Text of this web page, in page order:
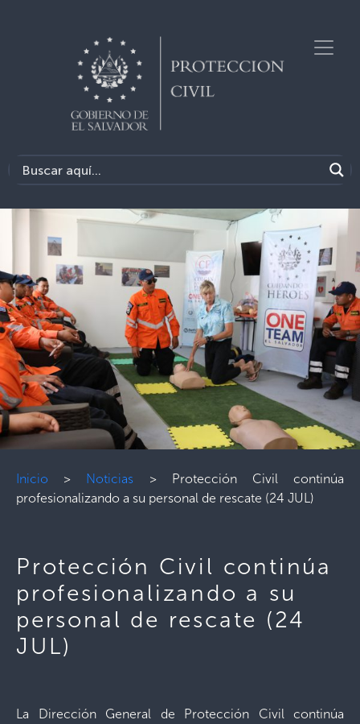
Inicio > Noticias > Protección Civil continúa
profesionalizando a su personal de rescate (24 JUL)
Protección Civil continúa
profesionalizando a su
personal de rescate (24
JUL)
La Dirección General de Protección Civil continúa